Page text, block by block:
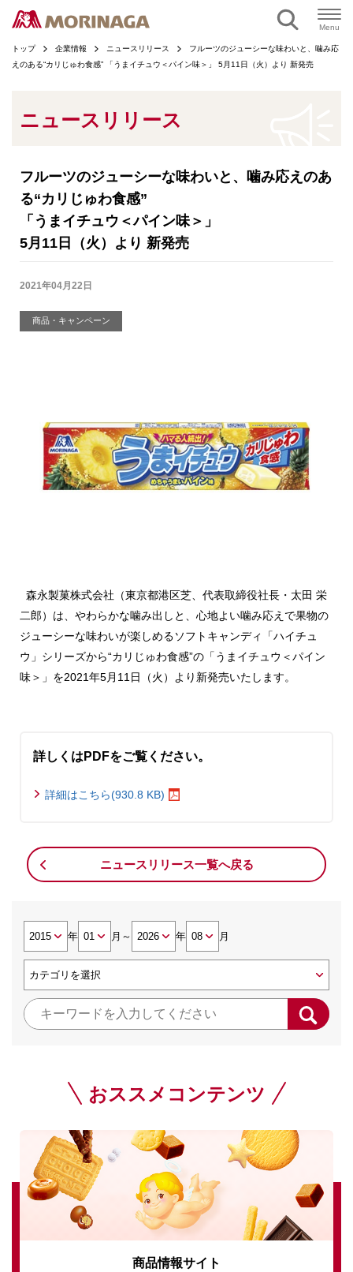
Menu
トップ 企業情報 ニュースリリース
フルーツのジューシーな味わいと、噛み応
えのある“カリじゅわ食感” 「うまイチュウ＜パイン味＞」 5月11日（火）より 新発売
ニュースリリース
フルーツのジューシーな味わいと、噛み応えのあ
る“カリじゅわ食感”
「うまイチュウ＜パイン味＞」
5月11日（火）より 新発売
2021年04月22日
商品・キャンペーン
森永製菓株式会社（東京都港区芝、代表取締役社長・太田 栄
二郎）は、やわらかな噛み出しと、心地よい噛み応えで果物の
ジューシーな味わいが楽しめるソフトキャンディ「ハイチュ
ウ」シリーズから“カリじゅわ食感”の「うまイチュウ＜パイン
味＞」を2021年5月11日（火）より新発売いたします。
詳しくはPDFをご覧ください。
詳細はこちら(930.8 KB)
ニュースリリース一覧へ戻る
年 月 ～ 年 月
おススメコンテンツ
商品情報サイト